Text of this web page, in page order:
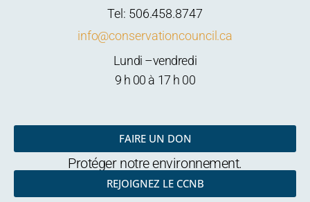
Tel: 506.458.8747
info@conservationcouncil.ca
Lundi –vendredi
9 h 00 à 17 h 00
FAIRE UN DON
Protéger notre environnement.
REJOIGNEZ LE CCNB